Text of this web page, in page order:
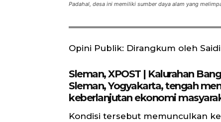
Padahal, desa ini memiliki sumber daya alam yang
Opini Publik: Dirangkum oleh
Sleman, XPOST | Kalurahan
Sleman, Yogyakarta, tengah
keberlanjutan ekonomi
Kondisi tersebut memunculkan